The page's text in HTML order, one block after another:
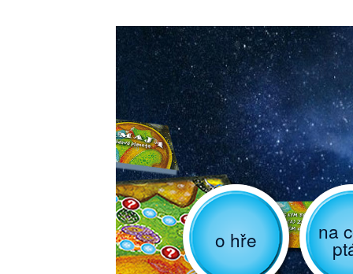
o hře na